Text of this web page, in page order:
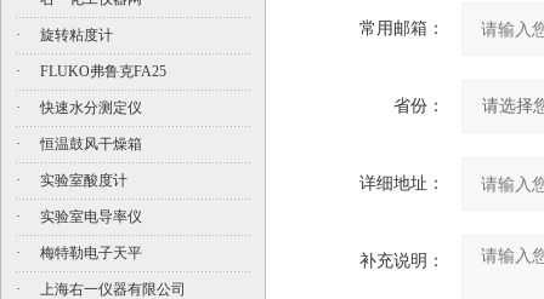
· 旋转粘度计
· FLUKO弗鲁克FA25
· 快速水分测定仪
· 恒温鼓风干燥箱
· 实验室酸度计
· 实验室电导率仪
· 梅特勒电子天平
· 上海右一仪器有限公司
常用邮箱：
省份：
详细地址：
补充说明：